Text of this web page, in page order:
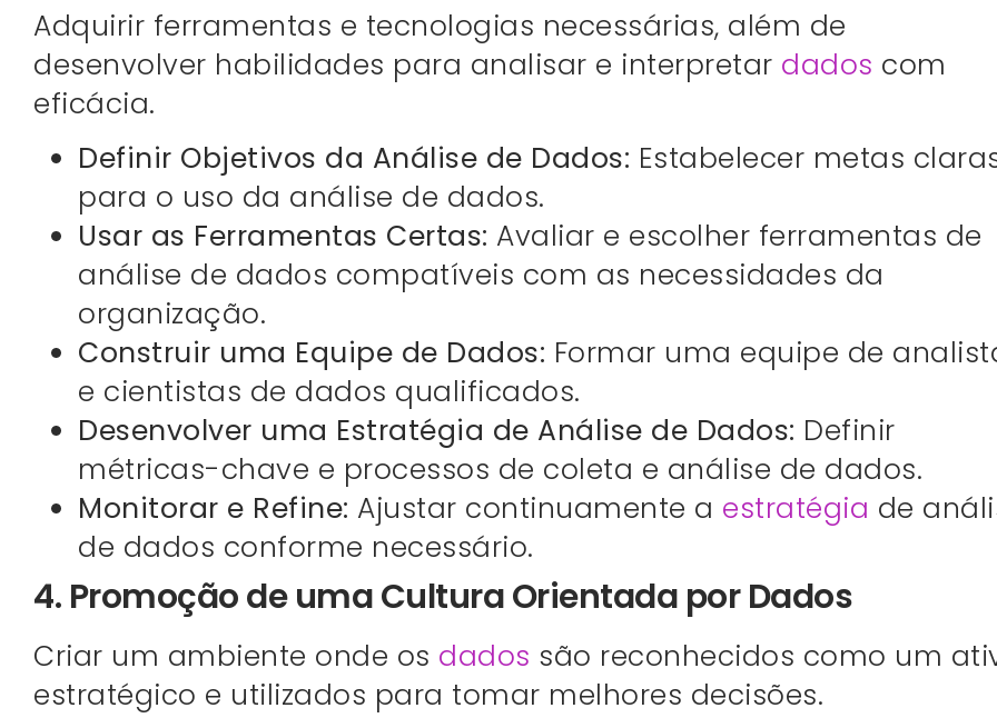
Adquirir ferramentas e tecnologias necessárias, além de
desenvolver habilidades para analisar e interpretar dados com
eficácia.
Definir Objetivos da Análise de Dados: Estabelecer metas
para o uso da análise de dados.
Usar as Ferramentas Certas: Avaliar e escolher ferramentas de
análise de dados compatíveis com as necessidades da
organização.
Construir uma Equipe de Dados: Formar uma equipe de
e cientistas de dados qualificados.
Desenvolver uma Estratégia de Análise de Dados: Definir
métricas-chave e processos de coleta e análise de dados.
Monitorar e Refine: Ajustar continuamente a estratégia de
de dados conforme necessário.
4. Promoção de uma Cultura Orientada por Dados
Criar um ambiente onde os dados são reconhecidos como um
estratégico e utilizados para tomar melhores decisões.